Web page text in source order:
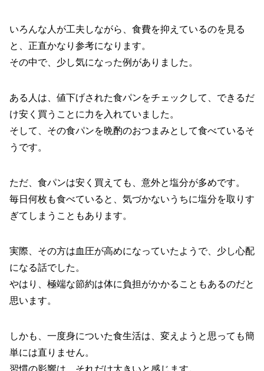
いろんな人が工夫しながら、食費を抑えているのを見る
と、正直かなり参考になります。
その中で、少し気になった例がありました。
ある人は、値下げされた食パンをチェックして、できるだ
け安く買うことに力を入れていました。
そして、その食パンを晩酌のおつまみとして食べているそ
うです。
ただ、食パンは安く買えても、意外と塩分が多めです。
毎日何枚も食べていると、気づかないうちに塩分を取りす
ぎてしまうこともあります。
実際、その方は血圧が高めになっていたようで、少し心配
になる話でした。
やはり、極端な節約は体に負担がかかることもあるのだと
思います。
しかも、一度身についた食生活は、変えようと思っても簡
単には直りません。